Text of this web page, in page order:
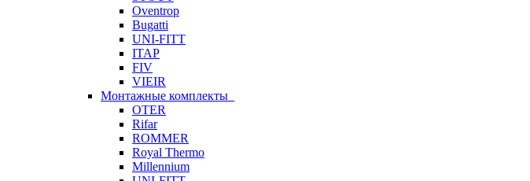
Oventrop
Bugatti
UNI-FITT
ITAP
FIV
VIEIR
Монтажные комплекты
OTER
Rifar
ROMMER
Royal Thermo
Millennium